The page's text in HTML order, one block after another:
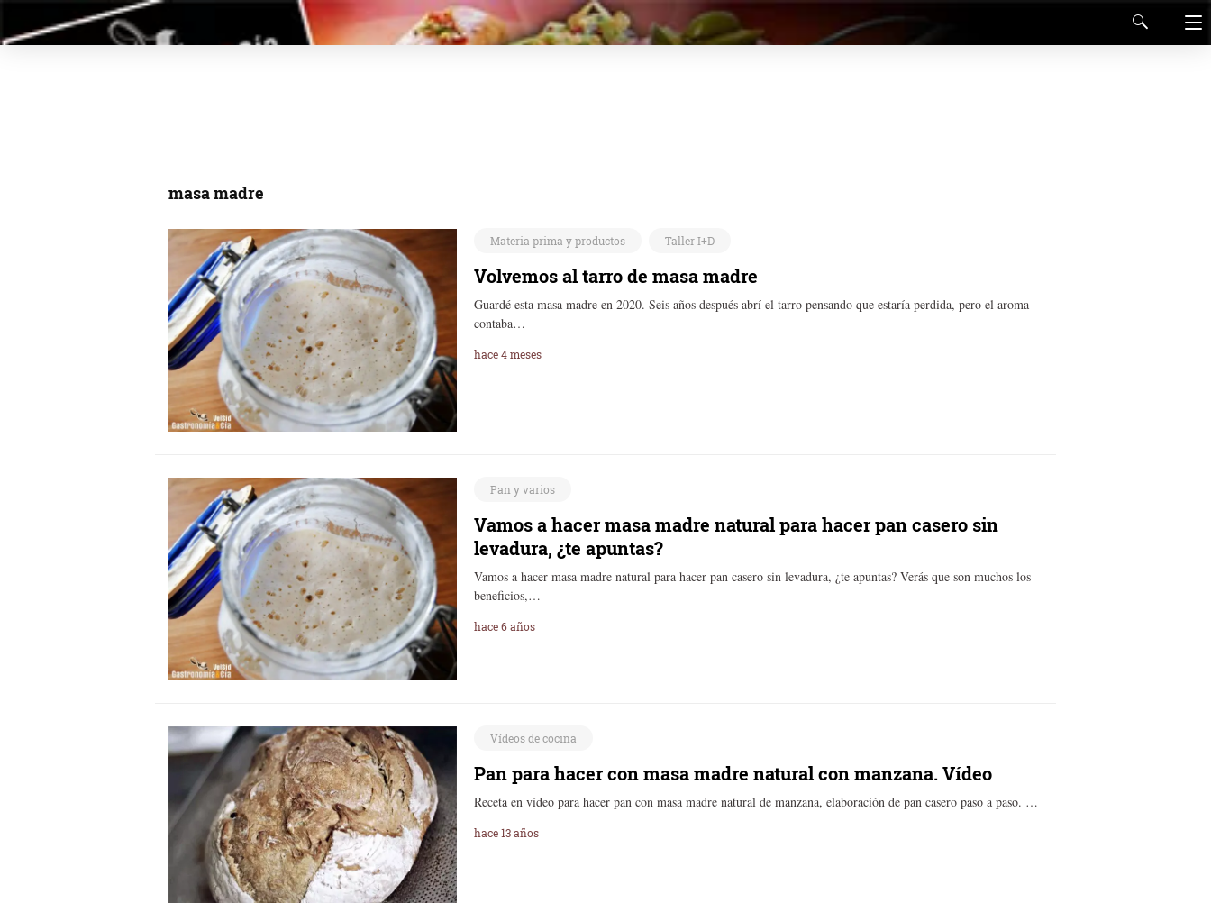
masa madre
Materia prima y productos Taller I+D
Volvemos al tarro de masa madre
Guardé esta masa madre en 2020. Seis años después abrí el tarro pensando que estaría perdida, pero el aroma
contaba…
hace 4 meses
Pan y varios
Vamos a hacer masa madre natural para hacer pan casero sin
levadura, ¿te apuntas?
Vamos a hacer masa madre natural para hacer pan casero sin levadura, ¿te apuntas? Verás que son muchos los
beneficios,…
hace 6 años
Vídeos de cocina
Pan para hacer con masa madre natural con manzana. Vídeo
Receta en vídeo para hacer pan con masa madre natural de manzana, elaboración de pan casero paso a paso. …
hace 13 años